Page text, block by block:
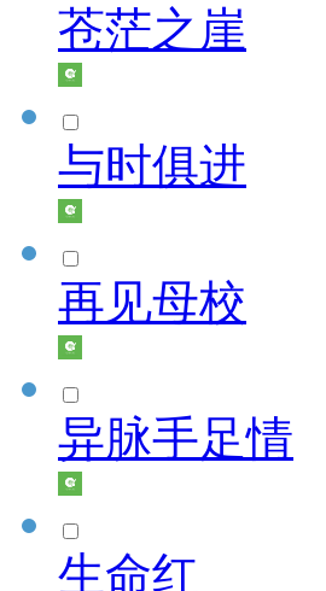
苍茫之崖
与时俱进
再见母校
异脉手足情
生命红